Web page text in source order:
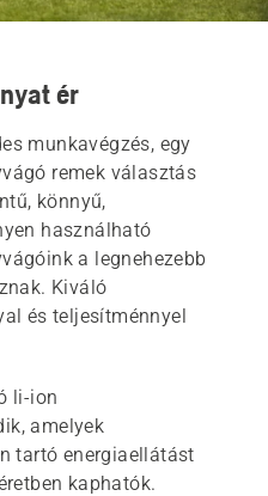
ér
munkavégzés, egy
remek választás
könnyű,
használható
a legnehezebb
Kiváló
és teljesítménnyel
li-ion
amelyek
tartó energiaellátást
kaphatók.